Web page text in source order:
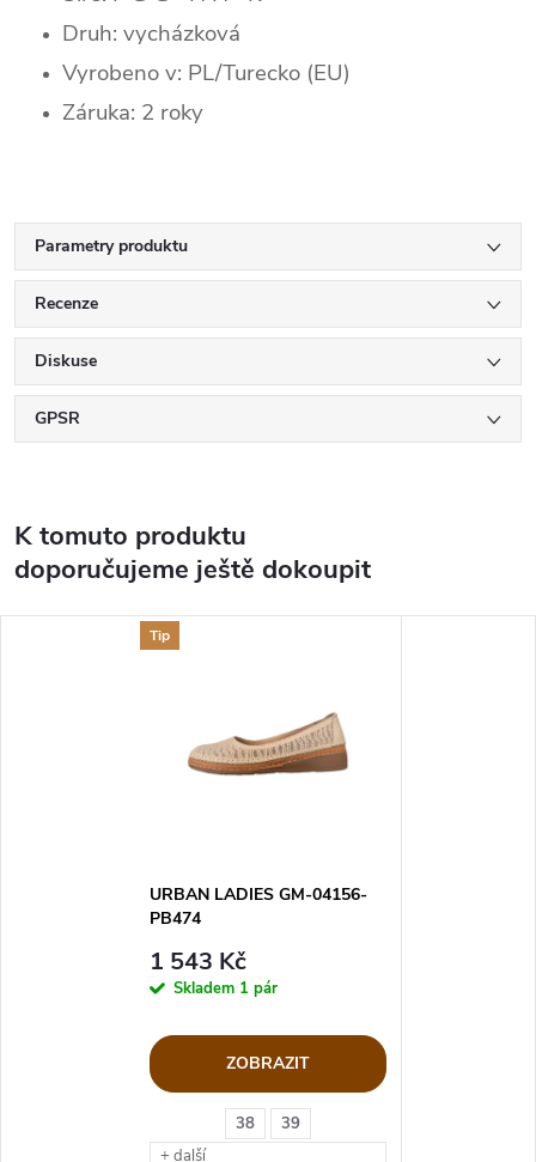
Druh: vycházková
Vyrobeno v: PL/Turecko (EU)
Záruka: 2 roky
Parametry produktu
Recenze
Diskuse
GPSR
K tomuto produktu
doporučujeme ještě dokoupit
Tip
38
39
+ další
URBAN LADIES GM-04156-
PB474
1 543 Kč
Skladem 1 pár
ZOBRAZIT